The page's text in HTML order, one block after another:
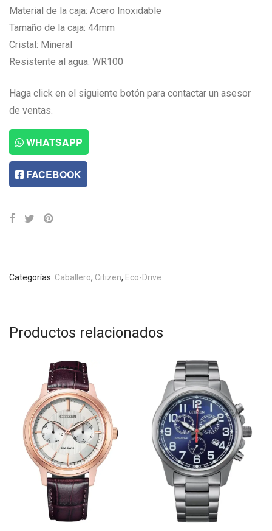
Material de la caja: Acero Inoxidable
Tamaño de la caja: 44mm
Cristal: Mineral
Resistente al agua: WR100
Haga click en el siguiente botón para contactar un asesor
de ventas.
WHATSAPP
FACEBOOK
Categorías: Caballero, Citizen, Eco-Drive
Productos relacionados